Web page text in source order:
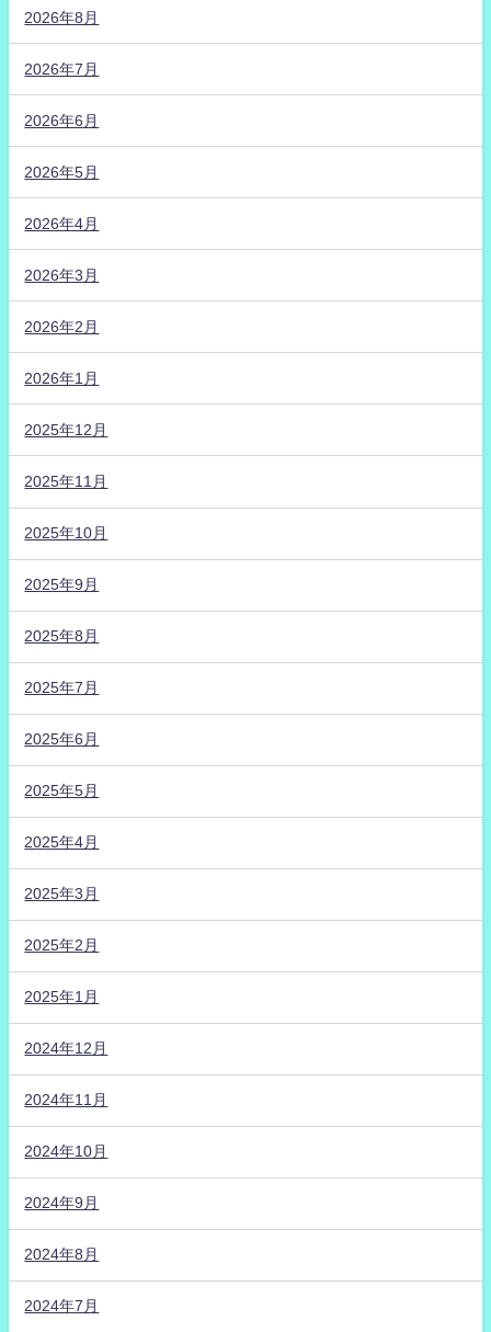
2026年8月
2026年7月
2026年6月
2026年5月
2026年4月
2026年3月
2026年2月
2026年1月
2025年12月
2025年11月
2025年10月
2025年9月
2025年8月
2025年7月
2025年6月
2025年5月
2025年4月
2025年3月
2025年2月
2025年1月
2024年12月
2024年11月
2024年10月
2024年9月
2024年8月
2024年7月